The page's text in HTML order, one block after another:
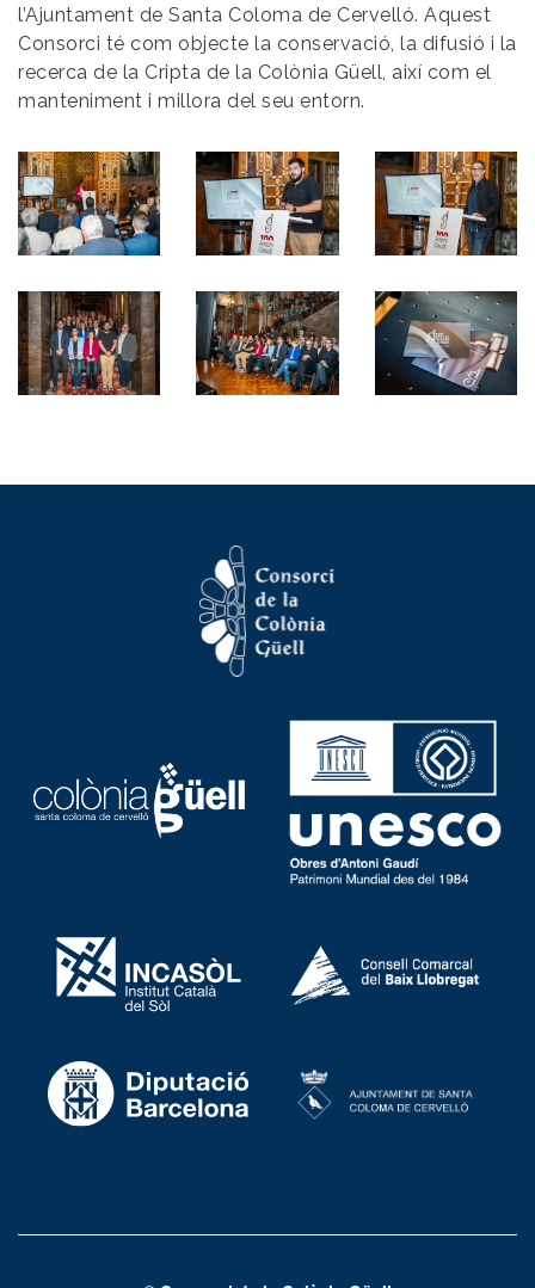
l’Ajuntament de Santa Coloma de Cervelló. Aquest
Consorci té com objecte la conservació, la difusió i la
recerca de la Cripta de la Colònia Güell, així com el
manteniment i millora del seu entorn.
Imatge Imatge Imatge
Imatge Imatge Imatge